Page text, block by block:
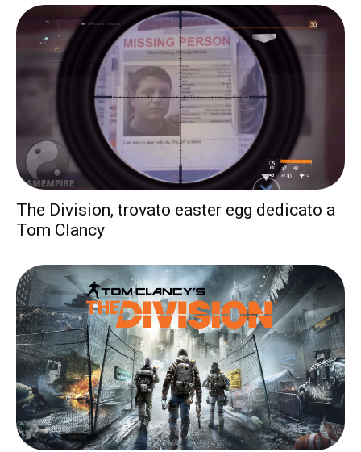
The Division, trovato easter egg dedicato a
Tom Clancy